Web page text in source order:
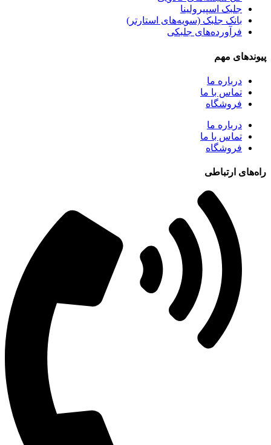
جلبک اسپیرولینا
بانک جلبک (سویه‌های استارتر)
فرآورده‌های جلبکی
پیوندهای مهم
درباره ما
تماس با ما
فروشگاه
درباره ما
تماس با ما
فروشگاه
راه‌های ارتباطی